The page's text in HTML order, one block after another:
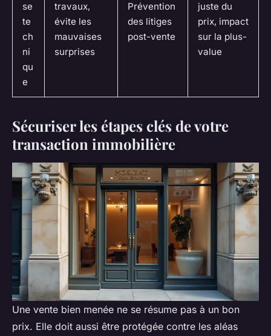
se
te
ch
ni
qu
e
travaux,
évite les
mauvaises
surprises
Prévention
des litiges
post-vente
juste du
prix, impact
sur la plus-
value
Sécuriser les étapes clés de votre
transaction immobilière
Une vente bien menée ne se résume pas à un bon
prix. Elle doit aussi être protégée contre les aléas